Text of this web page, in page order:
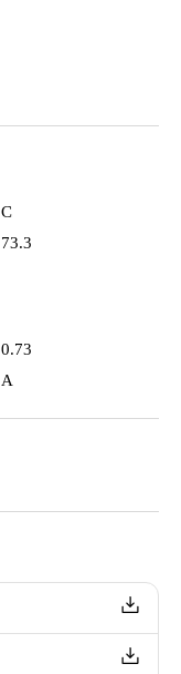
C
73.3
0.73
A